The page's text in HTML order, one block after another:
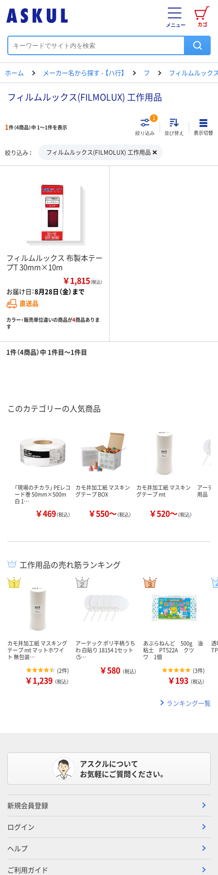
カゴ
メニュー
ホーム メーカー名から探す - 【ハ行】 フ フィルムルック
フィルムルックス(FILMOLUX) 工作用品
1件（4商品）中 1～1件を表示
絞り込み
1
並び替え 表示切替
絞り込み フィルムルックス(FILMOLUX) 工作用品
フィルムルックス 布製本テー
プT 30mm×10m
￥1,815（税込）
お届け日：8月28日（金）まで
直送品
カラー・販売単位違いの商品が4商品ありま
す
1件（4商品）中 1件目～1件目
このカテゴリーの人気商品
「現場のチカラ」 PEレコ
ード巻 50mm×500m
白 1…
￥469（税込）
カモ井加工紙 マスキン
グテープ BOX
￥550～（税込）
カモ井加工紙 マスキン
グテープ mt
￥520～（税込）
アーテ
用品
工作用品の売れ筋ランキング
カモ井加工紙 マスキング
テープ mt マットホワイ
ト 無包装…
(2件)
￥1,239 （税込）
アーテック ポリ平柄うち
わ 白貼り 18154 1セット
（5…
￥580 （税込）
あぶらねんど 500g 油
粘土 PT522A クツ
ワ 1個
(3件)
￥193 （税込）
透
ランキング一覧
アスクルについて
お気軽にご質問ください。
新規会員登録
ログイン
ヘルプ
ご利用ガイド